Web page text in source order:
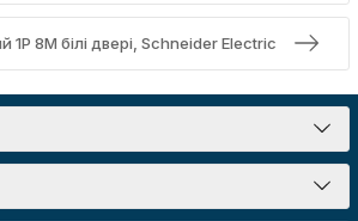
1Р 8М білі двері, Schneider Electric